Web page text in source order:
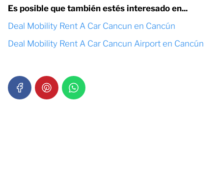
Es posible que también estés interesado en...
Deal Mobility Rent A Car Cancun en Cancún
Deal Mobility Rent A Car Cancun Airport en Cancún